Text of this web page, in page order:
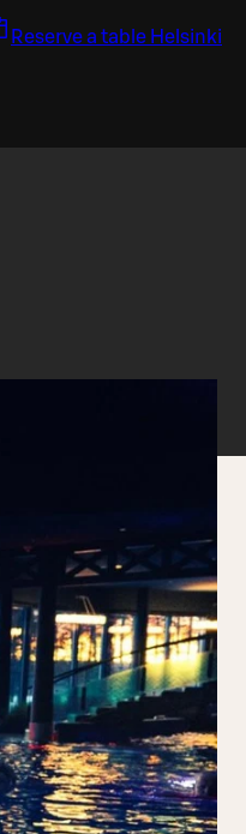
Reserve a table Helsinki